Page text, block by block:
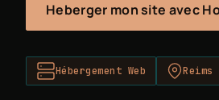
Heberger mon site avec
Hébergement Web Reims